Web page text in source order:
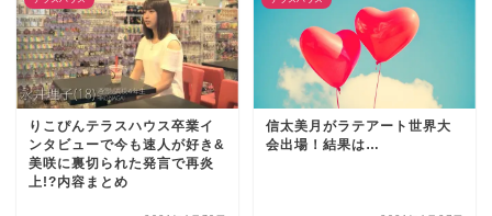
りこぴんテラスハウス卒業イ
ンタビューで今も速人が好き&
美咲に裏切られた発言で再炎
上!?内容まとめ
信太美月がラテアート世界大
会出場！結果は…